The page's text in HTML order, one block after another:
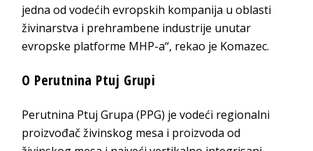
jedna od vodećih evropskih kompanija u oblasti
živinarstva i prehrambene industrije unutar
evropske platforme MHP-a“, rekao je Komazec.
O Perutnina Ptuj Grupi
Perutnina Ptuj Grupa (PPG) je vodeći regionalni
proizvođač živinskog mesa i proizvoda od